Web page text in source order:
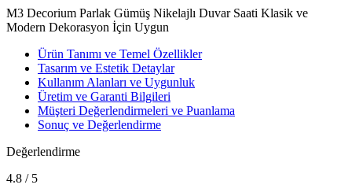
M3 Decorium Parlak Gümüş Nikelajlı Duvar Saati Klasik ve
Modern Dekorasyon İçin Uygun
Ürün Tanımı ve Temel Özellikler
Tasarım ve Estetik Detaylar
Kullanım Alanları ve Uygunluk
Üretim ve Garanti Bilgileri
Müşteri Değerlendirmeleri ve Puanlama
Sonuç ve Değerlendirme
Değerlendirme
4.8 / 5